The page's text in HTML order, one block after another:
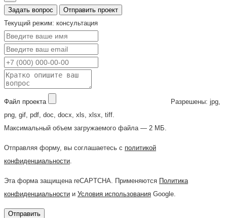
Задать вопрос
Отправить проект
Текущий режим: консультация
Файл проекта
Разрешены: jpg,
png, gif, pdf, doc, docx, xls, xlsx, tiff.
Максимальный объем загружаемого файла — 2 МБ.
Отправляя форму, вы соглашаетесь с политикой
конфиденциальности
Эта форма защищена reCAPTCHA. Применяются Политика
конфиденциальности и Условия использования Google.
Отправить